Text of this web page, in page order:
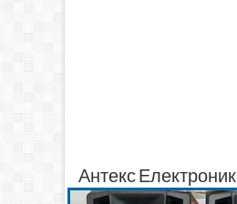
Антекс Електроник